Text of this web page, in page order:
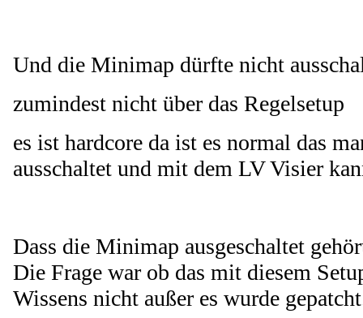
Und die Minimap dürfte nicht
zumindest nicht über das Regelsetup
es ist hardcore da ist es normal das
ausschaltet und mit dem LV Visier
Dass die Minimap ausgeschaltet
Die Frage war ob das mit diesem
Wissens nicht außer es wurde